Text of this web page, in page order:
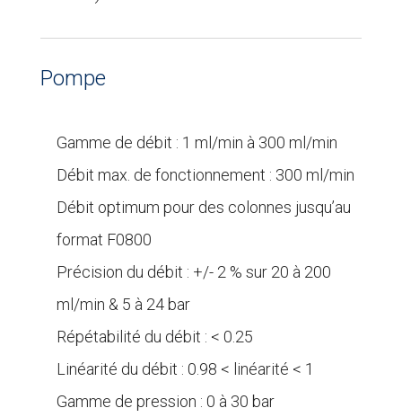
Pompe
Gamme de débit : 1 ml/min à 300 ml/min
Débit max. de fonctionnement : 300 ml/min
Débit optimum pour des colonnes jusqu’au
format F0800
Précision du débit : +/- 2 % sur 20 à 200
ml/min & 5 à 24 bar
Répétabilité du débit : < 0.25
Linéarité du débit : 0.98 < linéarité < 1
Gamme de pression : 0 à 30 bar